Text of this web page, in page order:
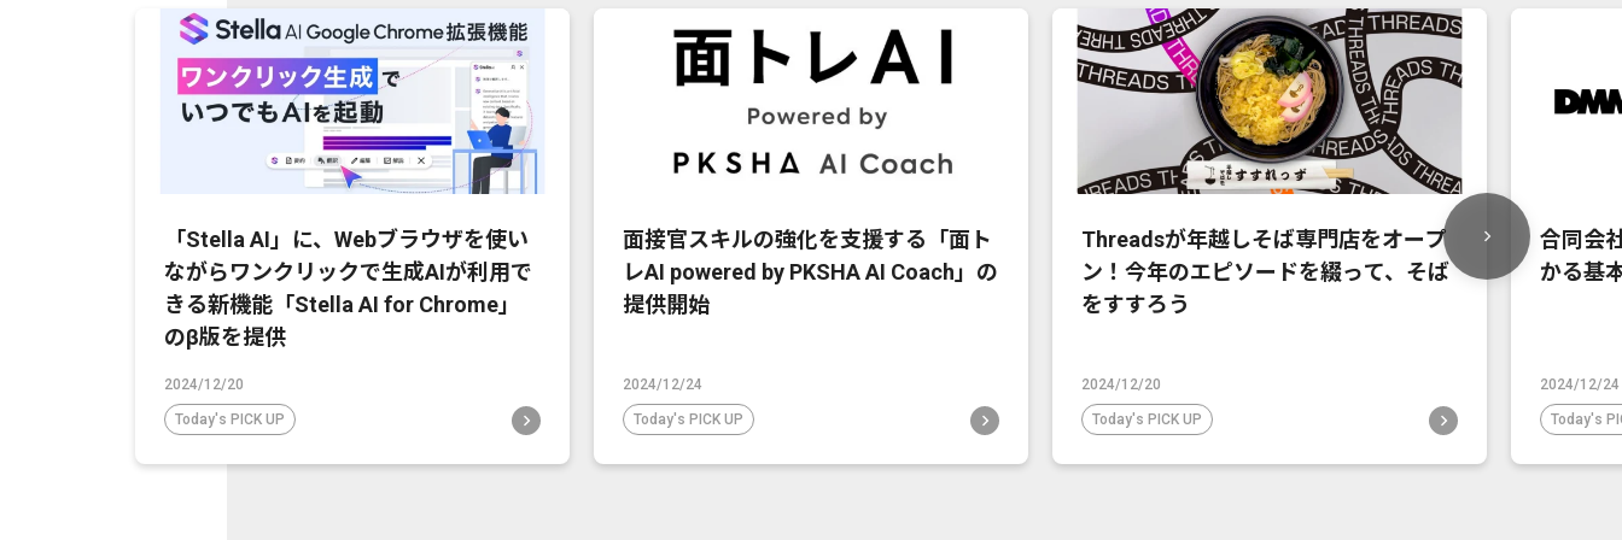
「Stella AI」に、Webブラウザを使い
ながらワンクリックで生成AIが利用で
きる新機能「Stella AI for Chrome」
のβ版を提供
2024/12/20
Today's PICK UP
面接官スキルの強化を支援する「面ト
レAI powered by PKSHA AI Coach」の
提供開始
2024/12/24
Today's PICK UP
Threadsが年越しそば専門店をオープ
ン！今年のエピソードを綴って、そば
をすすろう
2024/12/20
Today's PICK UP
合同会
かる基
2024/12/24
Today's